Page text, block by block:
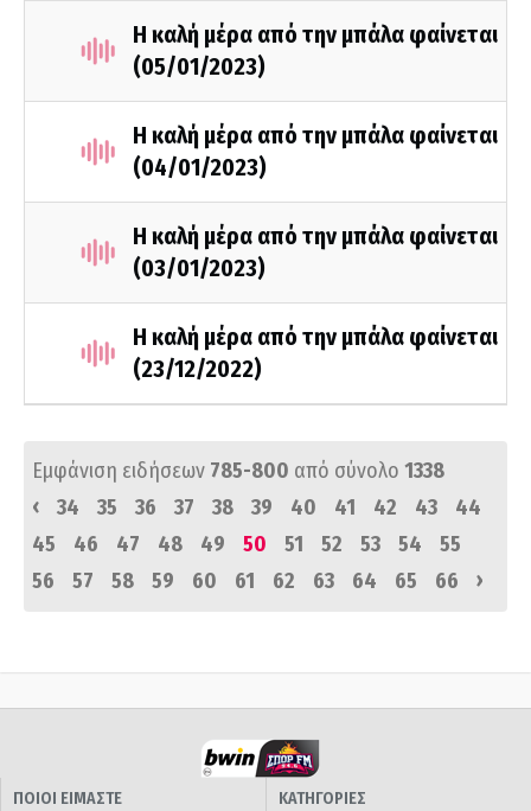
Η καλή μέρα από την μπάλα φαίνεται
(05/01/2023)
Η καλή μέρα από την μπάλα φαίνεται
(04/01/2023)
Η καλή μέρα από την μπάλα φαίνεται
(03/01/2023)
Η καλή μέρα από την μπάλα φαίνεται
(23/12/2022)
Εμφάνιση ειδήσεων 785-800 από σύνολο 1338
‹
34 35 36 37 38 39 40 41 42 43
44
45
46 47 48 49 50 51 52 53 54
55
56
57 58 59 60 61 62 63 64 65 66 ›
ΠΟΙΟΙ ΕΙΜΑΣΤΕ
ΚΑΤΗΓΟΡΙΕΣ